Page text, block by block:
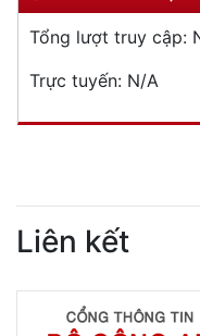
Tổng lượt truy cập:
Trực tuyến: N/A
Liên kết